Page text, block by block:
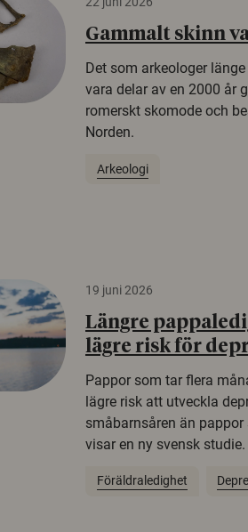
Gammalt skinn
Det som arkeologer
vara delar av en 2000 år
romerskt skomode och
Norden.
Arkeologi
19 juni 2026
Längre
lägre risk för
Pappor som tar flera
lägre risk att utveckla
småbarnsåren än
visar en ny svensk studie.
Föräldraledighet